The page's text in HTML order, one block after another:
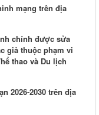
mạng trên địa
chính được sửa
giả thuộc phạm vi
thao và Du lịch
2026-2030 trên địa